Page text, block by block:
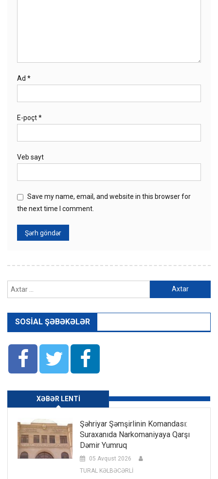
Ad *
E-poçt*
Veb sayt
Save my name, email, and website in this browser for
the next time I comment.
SOSIAL ŞƏBƏKƏLƏR
XƏBƏR LENTI
Şəhriyar Şəmşirlinin Komandası:
Suraxanıda Narkomaniyaya Qarşı
Dəmir Yumruq
05 Avqust 2026
TURAL KƏLBƏCƏRLİ